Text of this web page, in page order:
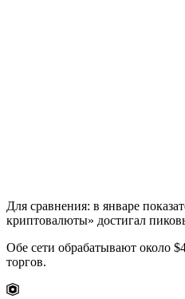
Для сравнения: в январе
криптовалюты» достигал
Обе сети обрабатывают около
торгов.